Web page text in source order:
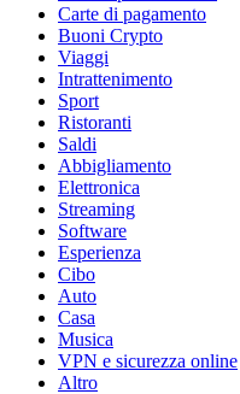
Carte di pagamento
Buoni Crypto
Viaggi
Intrattenimento
Sport
Ristoranti
Saldi
Abbigliamento
Elettronica
Streaming
Software
Esperienza
Cibo
Auto
Casa
Musica
VPN e sicurezza online
Altro